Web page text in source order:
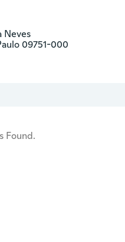
Neves
09751-000
Found.